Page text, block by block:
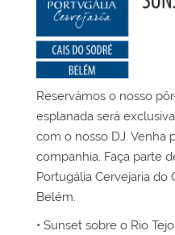
Reservámos o nosso
esplanada será
com o nosso DJ. Venha
companhia. Faça parte
Portugália Cervejaria do
Belém.
• Sunset sobre o Rio